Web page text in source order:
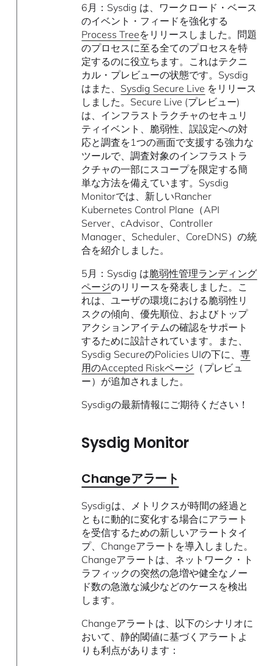
6月：Sysdig は、ワークロード・ベース
のイベント・フィードを強化する
Process Treeをリリースしました。問題
のプロセスに至る全てのプロセスを特
定するのに役立ちます。これはテクニ
カル・プレビューの状態です。Sysdig
はまた、 Sysdig Secure Live をリリース
しました。Secure Live (プレビュー)
は、インフラストラクチャのセキュリ
ティイベント、脆弱性、誤設定への対
応と調査を1つの画面で支援する強力な
ツールで、調査対象のインフラストラ
クチャの一部にスコープを限定する簡
単な方法を備えています。Sysdig
Monitorでは、新しいRancher
Kubernetes Control Plane（API
Server、cAdvisor、Controller
Manager、Scheduler、CoreDNS）の統
合を紹介しました。
5月：Sysdig は脆弱性管理ランディング
ページのリリースを発表しました。こ
れは、ユーザの環境における脆弱性リ
スクの傾向、優先順位、およびトップ
アクションアイテムの確認をサポート
するために設計されています。また、
Sysdig SecureのPolicies UIの下に、専
用のAccepted Riskページ （プレビュ
ー）が追加されました。
Sysdigの最新情報にご期待ください！
Sysdig Monitor
Changeアラート
Sysdigは、メトリクスが時間の経過と
ともに動的に変化する場合にアラート
を受信するための新しいアラートタイ
プ、Changeアラートを導入しました。
Changeアラートは、ネットワーク・ト
ラフィックの突然の急増や健全なノー
ド数の急激な減少などのケースを検出
します。
Changeアラートは、以下のシナリオに
おいて、静的閾値に基づくアラートよ
りも利点があります：